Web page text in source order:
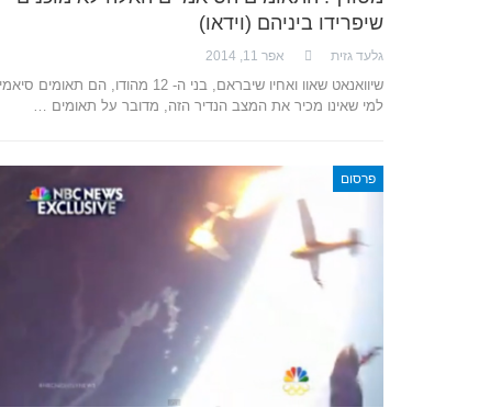
שיפרידו ביניהם (וידאו)
גלעד גזית אפר 11, 2014
שיוואנאט שאוו ואחיו שיבראם, בני ה- 12 מהודו, הם תאומים
למי שאינו מכיר את המצב הנדיר הזה, מדובר על תאומים …
פרסום